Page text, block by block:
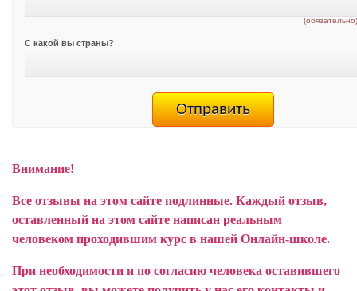
С какой вы страны?
Внимание!
Все отзывы на этом сайте подлинные. Каждый отзыв,
оставленный на этом сайте написан реальным
человеком проходившим курс в нашей Онлайн-школе.
При необходимости и по согласию человека оставившего